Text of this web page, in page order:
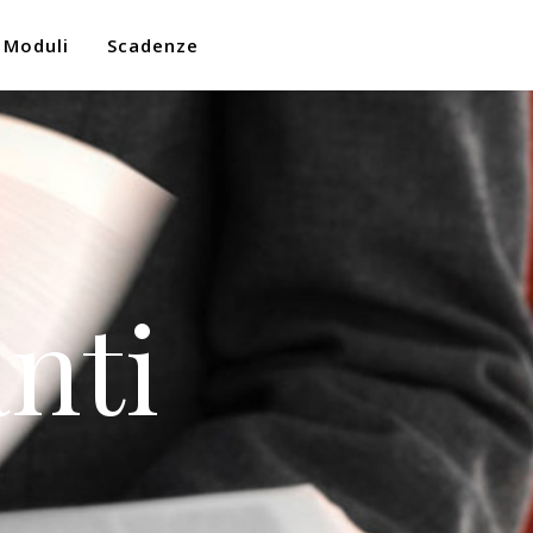
Moduli Scadenze